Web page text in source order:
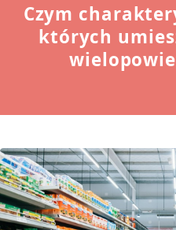
Czym
których